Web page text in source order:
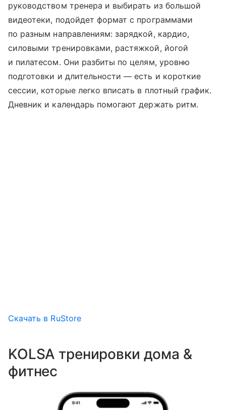
руководством тренера и выбирать из большой
видеотеки, подойдет формат с программами
по разным направлениям: зарядкой, кардио,
силовыми тренировками, растяжкой, йогой
и пилатесом. Они разбиты по целям, уровню
подготовки и длительности — есть и короткие
сессии, которые легко вписать в плотный график.
Дневник и календарь помогают держать ритм.
Скачать в RuStore
KOLSA тренировки дома &
фитнес